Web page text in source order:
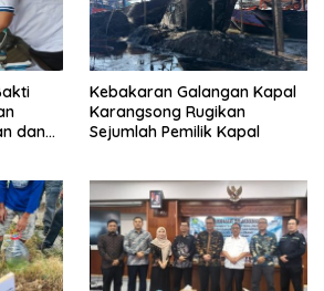
dan
Kebakaran Galangan Kapal
Karangsong Rugikan
Sejumlah Pemilik Kapal